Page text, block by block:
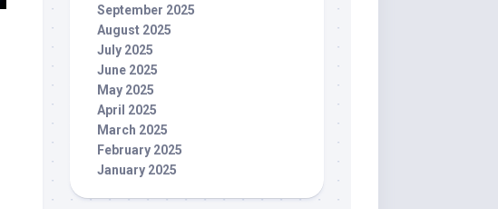
September 2025
August 2025
July 2025
June 2025
May 2025
April 2025
March 2025
February 2025
January 2025